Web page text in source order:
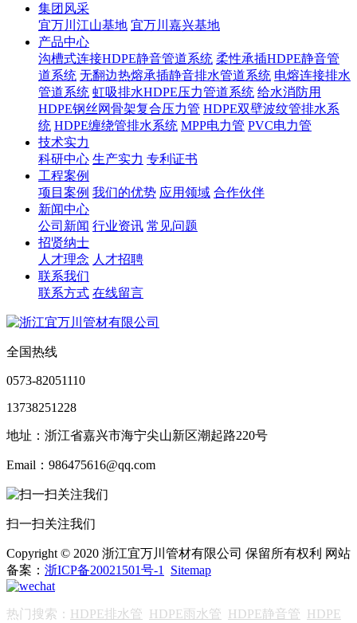
集团风采
宜万川江山基地 宜万川嘉兴基地
产品中心
沟槽式连接HDPE静音管道系统 柔性承插HDPE静音管
道系统 无翻边热熔承插静音排水管道系统 电熔连接排水
管道系统 虹吸排水HDPE压力管道系统 给水消防用
HDPE钢丝网骨架复合压力管 HDPE双壁波纹管排水系
统 HDPE缠绕管排水系统 MPP电力管 PVC电力管
技术实力
科研中心 生产实力 专利证书
工程案例
项目案例 我们的优势 应用领域 合作伙伴
新闻中心
公司新闻 行业资讯 常见问题
招贤纳士
人才理念 人才招聘
联系我们
联系方式 在线留言
全国热线
0573-82051110
13738251228
地址：浙江省嘉兴市海宁尖山新区潮起路220号
Email：986475616@qq.com
扫一扫关注我们
Copyright © 2020 浙江宜万川管材有限公司 保留所有权利 网站
备案： 浙ICP备20021501号-1 Sitemap
热门搜索： HDPE排水管 HDPE雨水管 HDPE静音管 HDPE